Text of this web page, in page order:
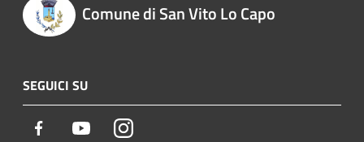
Comune di San Vito Lo Capo
SEGUICI SU
Facebook YoutubeInstagram